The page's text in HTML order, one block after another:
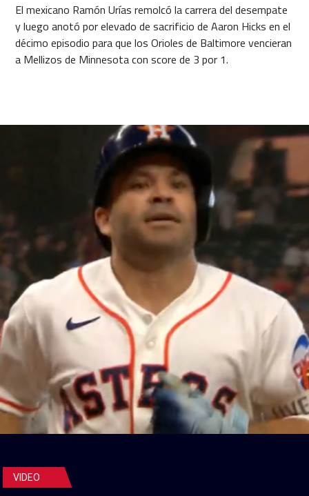
El mexicano Ramón Urías remolcó la carrera del desempate
y luego anotó por elevado de sacrificio de Aaron Hicks en el
décimo episodio para que los Orioles de Baltimore vencieran
a Mellizos de Minnesota con score de 3 por 1.
VIDEO